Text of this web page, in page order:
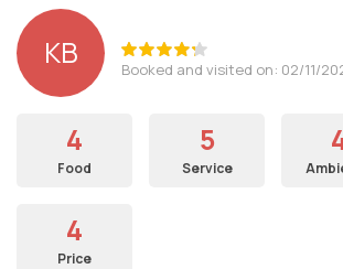
ΚΒ Booked and visited on: 02/11/
4
Food
5
Service
4
Price